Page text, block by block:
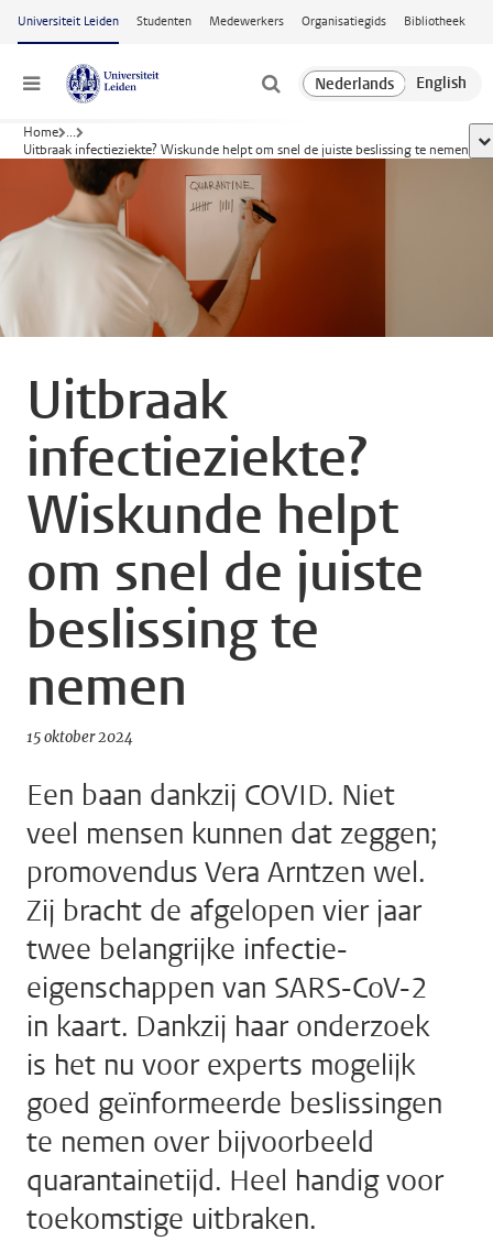
Ga naar hoofdinhoud
Universiteit Leiden Studenten Medewerkers Organisatiegids Bibliotheek
Menu
Home ...
Uitbraak infectieziekte? Wiskunde helpt om snel de juiste beslissing te nemen
Uitbraak
infectieziekte?
Wiskunde helpt
om snel de juiste
beslissing te
nemen
15 oktober 2024
Een baan dankzij COVID. Niet
veel mensen kunnen dat zeggen;
promovendus Vera Arntzen wel.
Zij bracht de afgelopen vier jaar
twee belangrijke infectie-
eigenschappen van SARS-CoV-2
in kaart. Dankzij haar onderzoek
is het nu voor experts mogelijk
goed geïnformeerde beslissingen
te nemen over bijvoorbeeld
quarantainetijd. Heel handig voor
toekomstige uitbraken.